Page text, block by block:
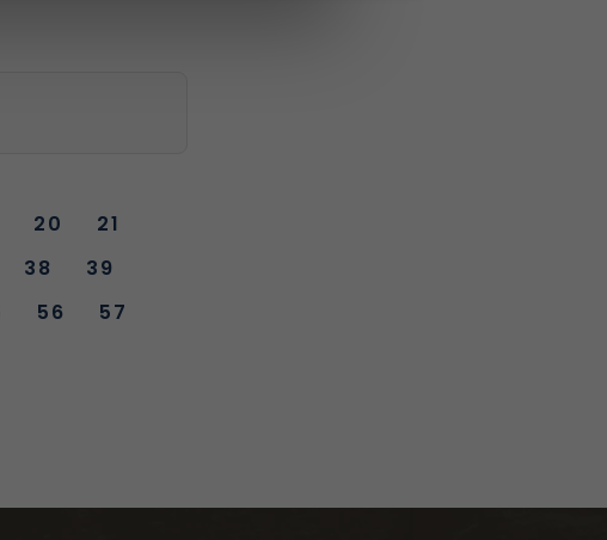
20
21
38
39
56
57